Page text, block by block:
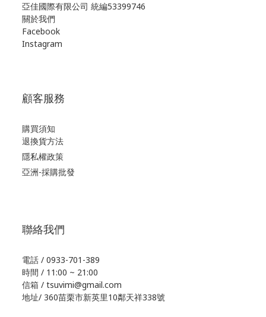
亞佳國際有限公司 統編53399746
關於我們
Facebook
Instagram
顧客服務
購買須知
退換貨方法
隱私權政策
亞洲-採購批發
聯絡我們
電話 / 0933-701-389
時間 / 11:00 ~ 21:00
信箱 / tsuvimi@gmail.com
地址/ 360苗栗市新英里10鄰天祥338號